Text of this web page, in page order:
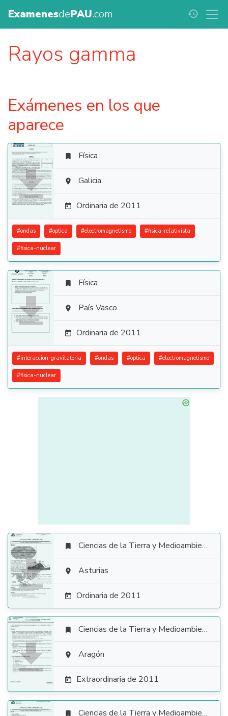
ExamenesdePAU.com history
Rayos gamma
Exámenes en los que
aparece

 Física
 Galicia
 Ordinaria de 2011
#ondas #optica #electromagnetismo #fisica-relativista
#fisica-nuclear

 Física
 País Vasco
 Ordinaria de 2011
#interaccion-gravitatoria #ondas #optica #electromagnetismo
#fisica-nuclear

 Ciencias de la Tierra y Medioambientales
 Asturias
 Ordinaria de 2011

 Ciencias de la Tierra y Medioambientales
 Aragón
 Extraordinaria de 2011
 Ciencias de la Tierra y Medioambientales